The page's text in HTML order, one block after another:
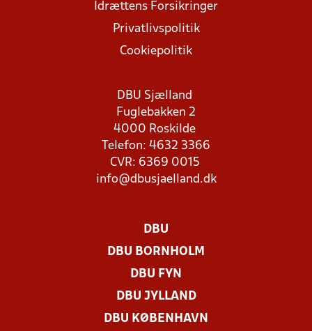
Idrættens Forsikringer
Privatlivspolitik
Cookiepolitik
DBU Sjælland
Fuglebakken 2
4000 Roskilde
Telefon: 4632 3366
CVR: 6369 0015
info@dbusjaelland.dk
DBU
DBU BORNHOLM
DBU FYN
DBU JYLLAND
DBU KØBENHAVN